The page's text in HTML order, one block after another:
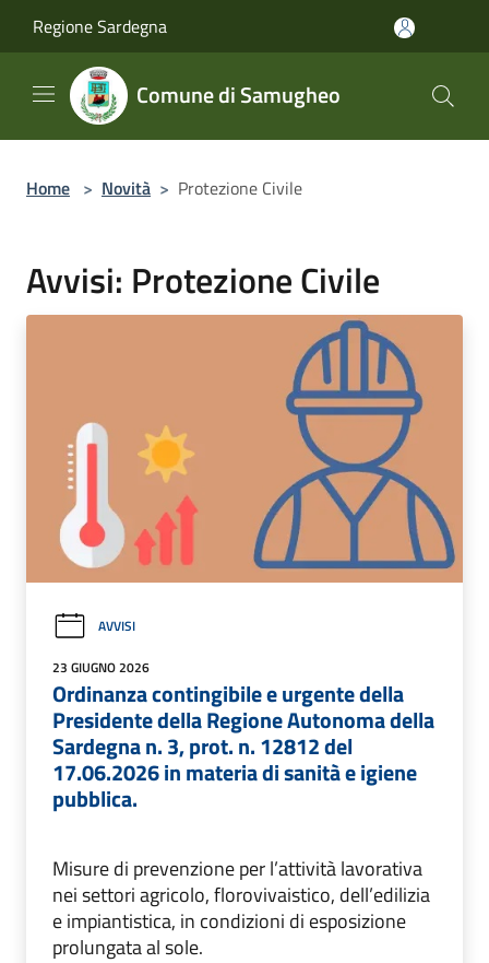
Regione Sardegna
Comune di Samugheo
Home > Novità > Protezione Civile
Avvisi: Protezione Civile
AVVISI
23 GIUGNO 2026
Ordinanza contingibile e urgente della
Presidente della Regione Autonoma della
Sardegna n. 3, prot. n. 12812 del
17.06.2026 in materia di sanità e igiene
pubblica.
Misure di prevenzione per l’attività lavorativa
nei settori agricolo, florovivaistico, dell’edilizia
e impiantistica, in condizioni di esposizione
prolungata al sole.